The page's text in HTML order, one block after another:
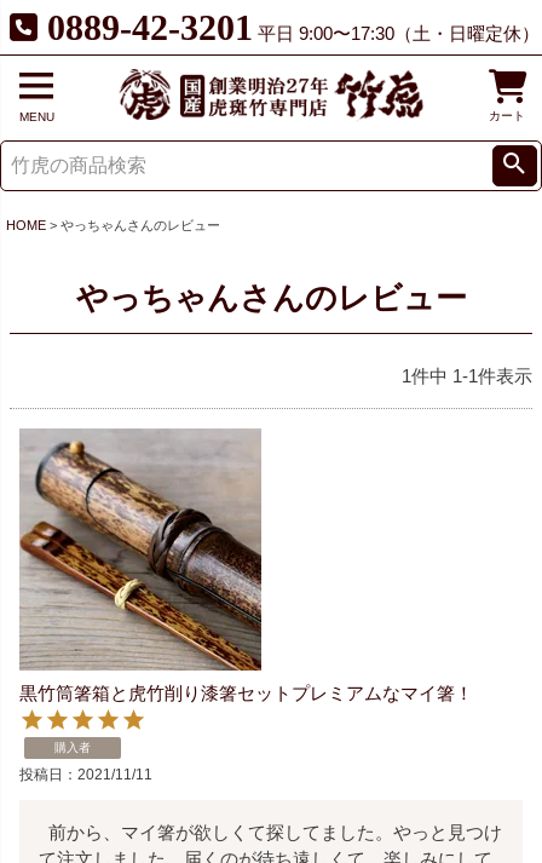
0889-42-3201 平日 9:00〜17:30（土・日曜定休）
MENU カート
HOME やっちゃんさんのレビュー
やっちゃんさんのレビュー
1件中 1-1件表示
黒竹筒箸箱と虎竹削り漆箸セットプレミアムなマイ箸！
購入者
投稿日 2021/11/11